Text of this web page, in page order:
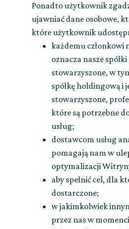
Ponadto użytkownik
ujawniać dane osobowe,
które użytkownik
każdemu członkowi
oznacza nasze
stowarzyszone, w
spółkę holdingową i
stowarzyszone,
które są potrzebne
usług;
dostawcom usług
pomagają nam w
optymalizacji
aby spełnić cel, dla
dostarczone;
w jakimkolwiek
przez nas w